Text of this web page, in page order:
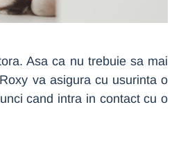
Asa ca nu trebuie sa mai
va asigura cu usurinta o
cand intra in contact cu o